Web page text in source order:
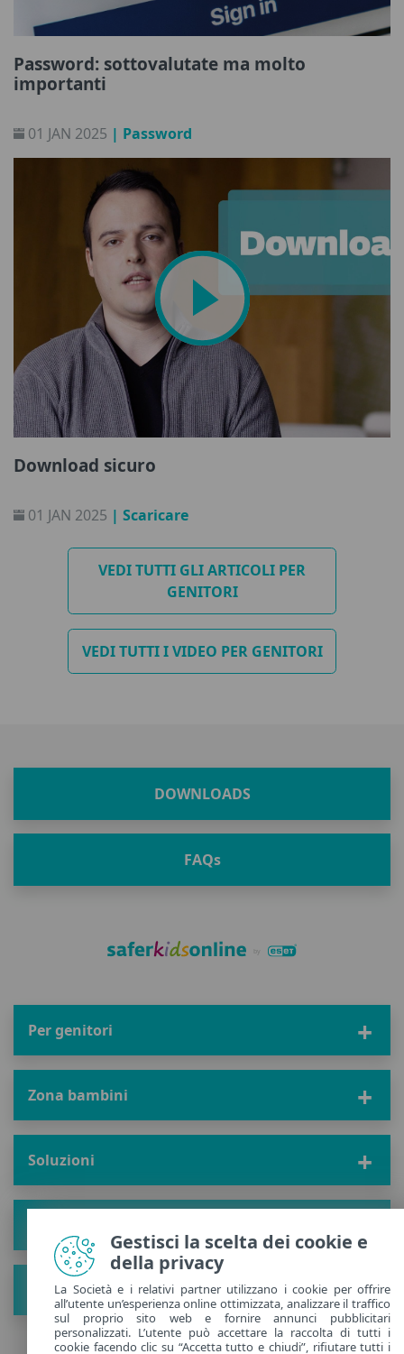
Password: sottovalutate ma molto
importanti
01 JAN 2025 | Password
Download sicuro
01 JAN 2025 | Scaricare
VEDI TUTTI GLI ARTICOLI PER
GENITORI
VEDI TUTTI I VIDEO PER GENITORI
DOWNLOADS
FAQs
Per genitori
Zona bambini
Soluzioni
Scopri nuovi suggerimenti
Gestisci la scelta dei cookie e
della privacy
La Società e i relativi partner utilizzano i cookie per offrire
all’utente un’esperienza online ottimizzata, analizzare il traffico
sul proprio sito web e fornire annunci pubblicitari
personalizzati. L’utente può accettare la raccolta di tutti i
cookie facendo clic su “Accetta tutto e chiudi”, rifiutare tutti i